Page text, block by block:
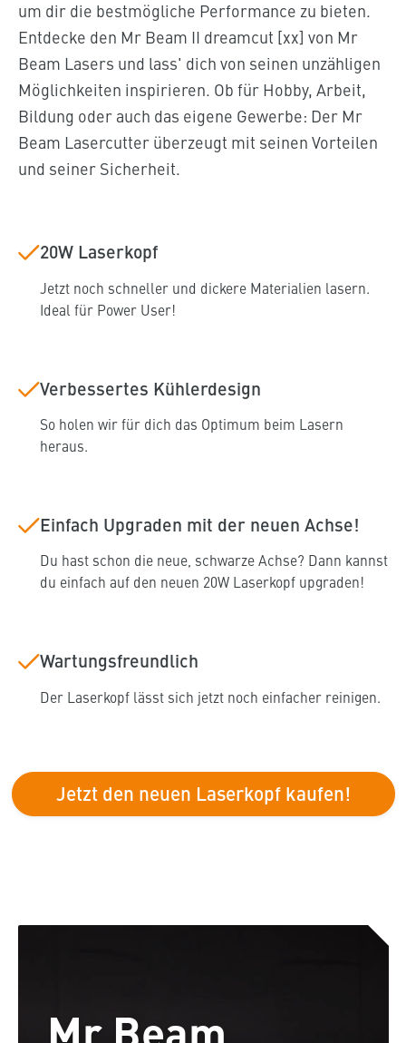
um dir die bestmögliche Performance zu bieten.
Entdecke den Mr Beam II dreamcut [xx] von Mr
Beam Lasers und lass' dich von seinen unzähligen
Möglichkeiten inspirieren. Ob für Hobby, Arbeit,
Bildung oder auch das eigene Gewerbe: Der Mr
Beam Lasercutter überzeugt mit seinen Vorteilen
und seiner Sicherheit.
20W Laserkopf
Jetzt noch schneller und dickere Materialien lasern.
Ideal für Power User!
Verbessertes Kühlerdesign
So holen wir für dich das Optimum beim Lasern
heraus.
Einfach Upgraden mit der neuen Achse!
Du hast schon die neue, schwarze Achse? Dann kannst
du einfach auf den neuen 20W Laserkopf upgraden!
Wartungsfreundlich
Der Laserkopf lässt sich jetzt noch einfacher reinigen.
Jetzt den neuen Laserkopf kaufen!